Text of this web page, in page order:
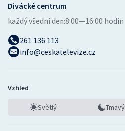
Divácké centrum
každý všední den:8:00—16:00 hodin
261 136 113
info@ceskatelevize.cz
Vzhled
Světlý Tmavý